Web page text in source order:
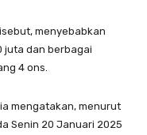
menyebabkan
juta dan berbagai
4 ons.
mengatakan, menurut
Senin 20 Januari 2025